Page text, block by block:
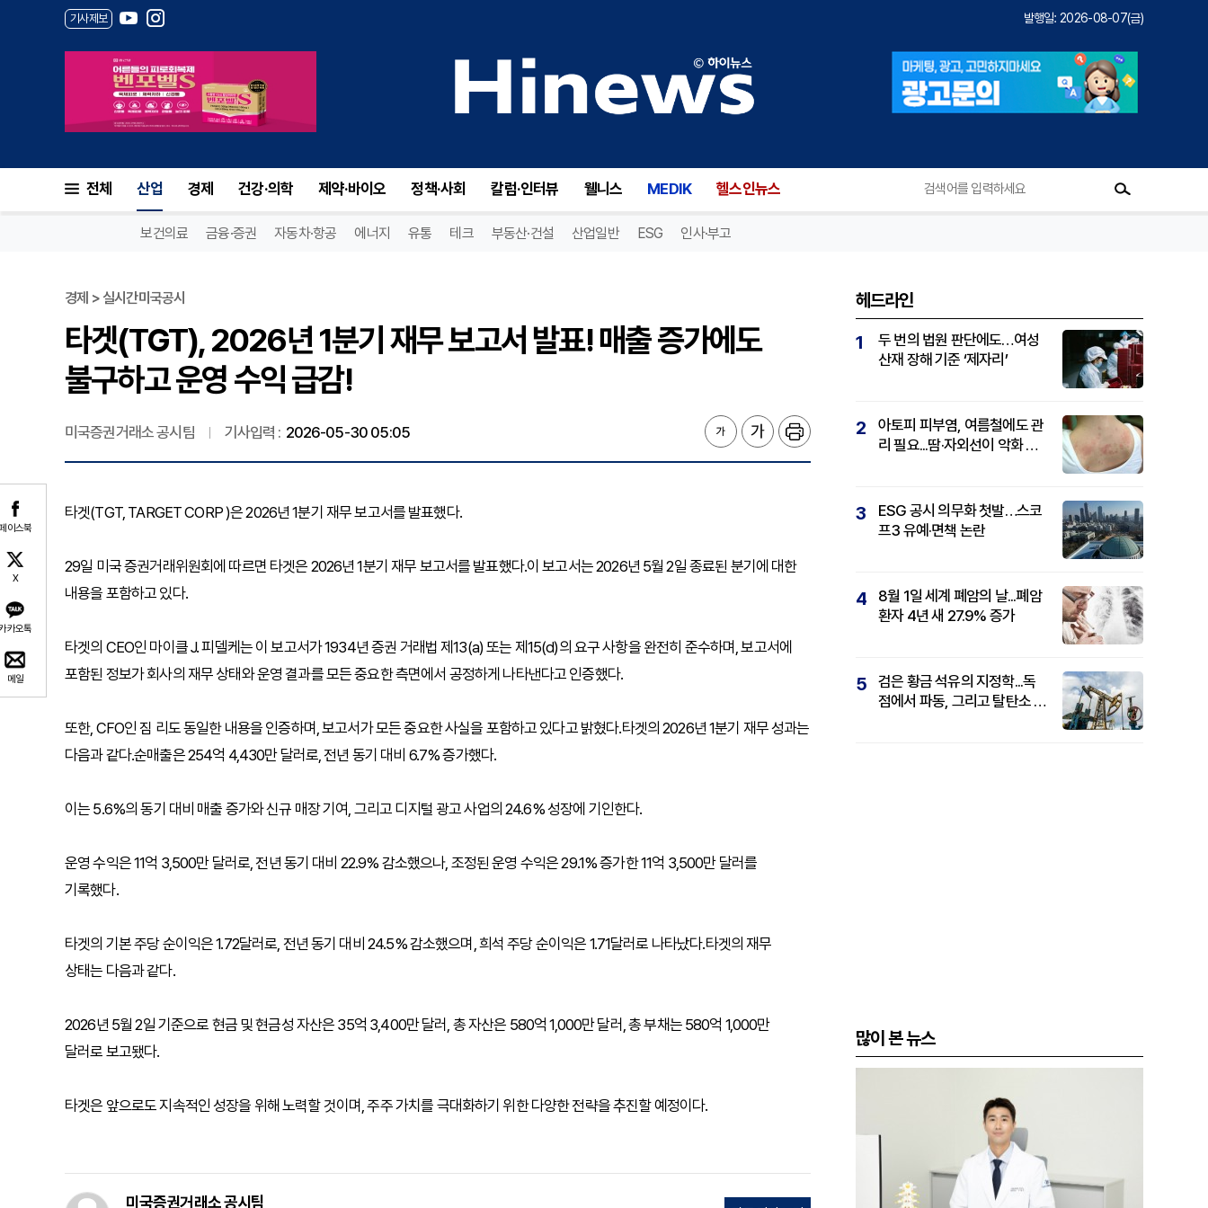
기사제보 발행일: 2026-08-07(금)
전체 산업 경제 건강·의학 제약·바이오 정책·사회 칼럼·인터뷰 웰니스 MEDIK 헬스인뉴스
보건의료 금융·증권 자동차·항공 에너지 유통 테크 부동산·건설 산업일반 ESG 인사·부고
이스북
X
카오톡
메일
경제 > 실시간미국공시
타겟(TGT), 2026년 1분기 재무 보고서 발표! 매출 증가에도
불구하고 운영 수익 급감!
미국증권거래소 공시팀 기사입력 : 2026-05-30 05:05
타겟(TGT, TARGET CORP )은 2026년 1분기 재무 보고서를 발표했다.
29일 미국 증권거래위원회에 따르면 타겟은 2026년 1분기 재무 보고서를 발표했다.이 보고서는 2026년 5월 2일 종료된 분기에 대한
내용을 포함하고 있다.
타겟의 CEO인 마이클 J. 피델케는 이 보고서가 1934년 증권 거래법 제13(a) 또는 제15(d)의 요구 사항을 완전히 준수하며, 보고서에
포함된 정보가 회사의 재무 상태와 운영 결과를 모든 중요한 측면에서 공정하게 나타낸다고 인증했다.
또한, CFO인 짐 리도 동일한 내용을 인증하며, 보고서가 모든 중요한 사실을 포함하고 있다고 밝혔다.타겟의 2026년 1분기 재무 성과는
다음과 같다.순매출은 254억 4,430만 달러로, 전년 동기 대비 6.7% 증가했다.
이는 5.6%의 동기 대비 매출 증가와 신규 매장 기여, 그리고 디지털 광고 사업의 24.6% 성장에 기인한다.
운영 수익은 11억 3,500만 달러로, 전년 동기 대비 22.9% 감소했으나, 조정된 운영 수익은 29.1% 증가한 11억 3,500만 달러를
기록했다.
타겟의 기본 주당 순이익은 1.72달러로, 전년 동기 대비 24.5% 감소했으며, 희석 주당 순이익은 1.71달러로 나타났다.타겟의 재무
상태는 다음과 같다.
2026년 5월 2일 기준으로 현금 및 현금성 자산은 35억 3,400만 달러, 총 자산은 580억 1,000만 달러, 총 부채는 580억 1,000만
달러로 보고됐다.
타겟은 앞으로도 지속적인 성장을 위해 노력할 것이며, 주주 가치를 극대화하기 위한 다양한 전략을 추진할 예정이다.
미국증권거래소 공시팀
헤드라인
1
두 번의 법원 판단에도…여성
산재 장해 기준 ‘제자리’
2
아토피 피부염, 여름철에도 관
리 필요...땀·자외선이 악화 요
3
ESG 공시 의무화 첫발…스코
프3 유예·면책 논란
4
8월 1일 세계 폐암의 날...폐암
환자 4년 새 27.9% 증가
5
검은 황금 석유의 지정학...독
점에서 파동, 그리고 탈탄소 패
많이 본 뉴스